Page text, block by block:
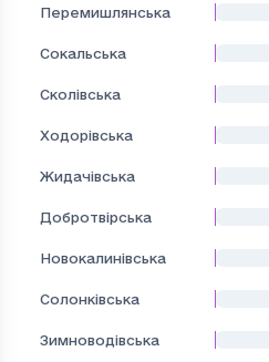
Перемишлянська
Сокальська
Сколівська
Ходорівська
Жидачівська
Добротвірська
Новокалинівська
Солонківська
Зимноводівська